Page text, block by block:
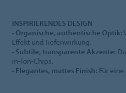
INSPIRIERENDES DESIGN
• Organische, authentische Optik:
Effekt und Tiefenwirkung.
• Subtile, transparente Akzente:
in-Ton-Chips.
• Elegantes, mattes Finish: Für